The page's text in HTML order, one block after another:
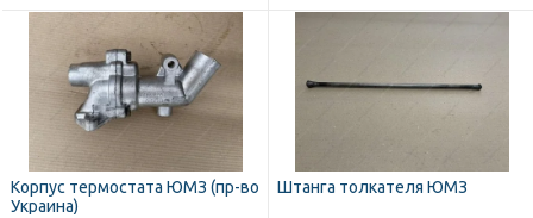
Корпус термостата ЮМЗ (пр-во
Украина)
Штанга толкателя ЮМЗ